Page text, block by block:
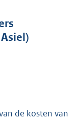
de kosten van